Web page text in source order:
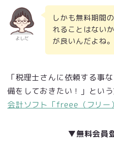
よしだ
しかも無料期間
れることはない
が良いんだよね。
「税理士さんに依頼する事
備をしておきたい！」という
会計ソフト「freee（フリー
▼無料会員